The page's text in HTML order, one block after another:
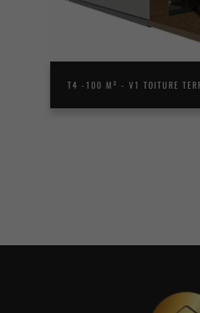
T4 -100 M² - V1 TOITURE